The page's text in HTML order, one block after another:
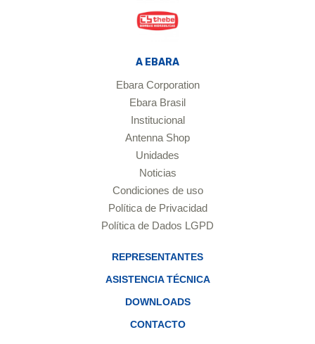
A EBARA
Ebara Corporation
Ebara Brasil
Institucional
Antenna Shop
Unidades
Noticias
Condiciones de uso
Política de Privacidad
Política de Dados LGPD
REPRESENTANTES
ASISTENCIA TÉCNICA
DOWNLOADS
CONTACTO